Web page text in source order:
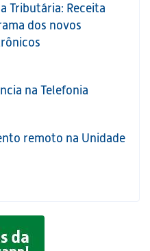
Tributária: Receita
dos novos
na Telefonia
remoto na Unidade